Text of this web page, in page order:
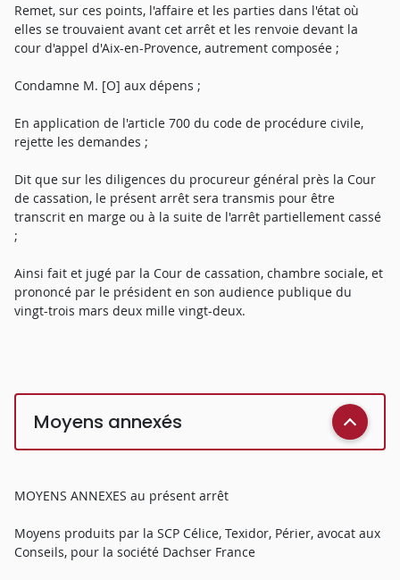
Remet, sur ces points, l'affaire et les parties dans l'état où
elles se trouvaient avant cet arrêt et les renvoie devant la
cour d'appel d'Aix-en-Provence, autrement composée ;
Condamne M. [O] aux dépens ;
En application de l'article 700 du code de procédure civile,
rejette les demandes ;
Dit que sur les diligences du procureur général près la Cour
de cassation, le présent arrêt sera transmis pour être
transcrit en marge ou à la suite de l'arrêt partiellement cassé
;
Ainsi fait et jugé par la Cour de cassation, chambre sociale, et
prononcé par le président en son audience publique du
vingt-trois mars deux mille vingt-deux.
Moyens annexés
MOYENS ANNEXES au présent arrêt
Moyens produits par la SCP Célice, Texidor, Périer, avocat aux
Conseils, pour la société Dachser France